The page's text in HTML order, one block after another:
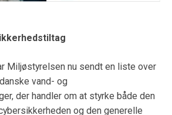
Miljøstyrelsen nu sendt en liste over
vand- og
der handler om at styrke både den
og den generelle